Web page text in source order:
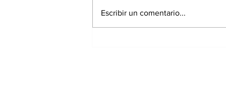
Escribir un comentario...